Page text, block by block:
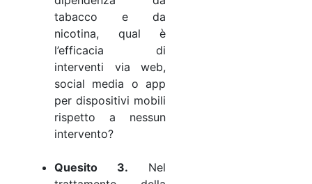
tabacco e da
nicotina, qual è
l’efficacia di
interventi via web,
social media o app
per dispositivi mobili
rispetto a nessun
intervento?
Quesito 3. Nel